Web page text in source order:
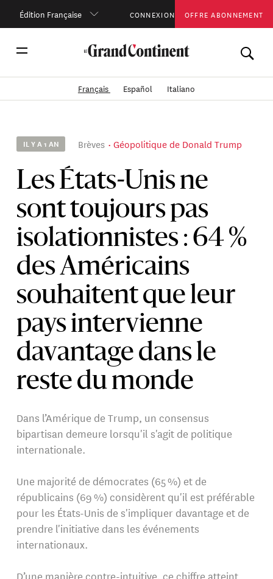
Édition Française CONNEXION OFFRE ABONNEMENT
Français Español Italiano
IL Y A 1 AN Brèves Géopolitique de Donald Trump
Les États-Unis ne
sont toujours pas
isolationnistes : 64 %
des Américains
souhaitent que leur
pays intervienne
davantage dans le
reste du monde
Dans l’Amérique de Trump, un consensus
bipartisan demeure lorsqu'il s'agit de politique
internationale.
Une majorité de démocrates (65 %) et de
républicains (69 %) considèrent qu'il est préférable
pour les États-Unis de s'impliquer davantage et de
prendre l'initiative dans les événements
internationaux.
D’une manière contre-intuitive, ce chiffre atteint